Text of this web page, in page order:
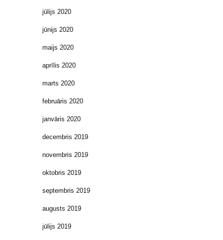
jūlijs 2020
jūnijs 2020
maijs 2020
aprīlis 2020
marts 2020
februāris 2020
janvāris 2020
decembris 2019
novembris 2019
oktobris 2019
septembris 2019
augusts 2019
jūlijs 2019